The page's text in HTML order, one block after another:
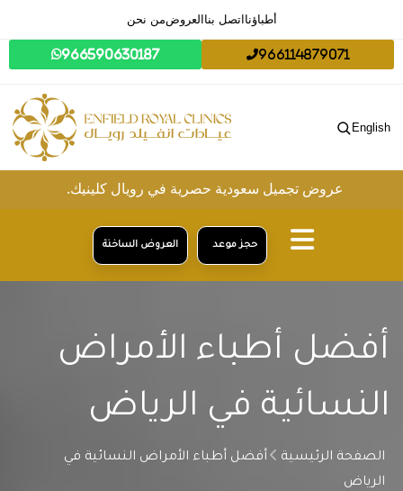
من نحنالعروض اتصل بنا أطباؤنا
966590630187 966114879071
English
عروض تجميل سعودية حصرية في رويال كلينيك.
العروض الساخنة حجز موعد
أفضل أطباء الأمراض
النسائية في الرياض
الصفحة الرئيسية
أفضل أطباء الأمراض النسائية في
الرياض